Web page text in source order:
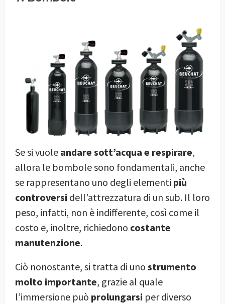
Se si vuole andare sott’acqua e respirare,
allora le bombole sono fondamentali, anche
se rappresentano uno degli elementi più
controversi dell’attrezzatura di un sub. Il loro
peso, infatti, non è indifferente, così come il
costo e, inoltre, richiedono costante
manutenzione.
Ciò nonostante, si tratta di uno strumento
molto importante, grazie al quale
l’immersione può prolungarsi per diverso